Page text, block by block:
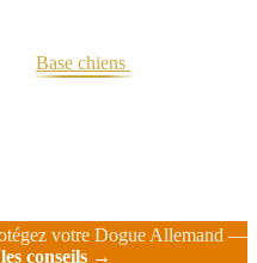
Base chiens
votre Dogue Allemand —
conseils →